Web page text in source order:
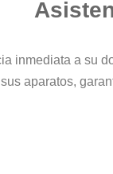
inmediata a su
aparatos,